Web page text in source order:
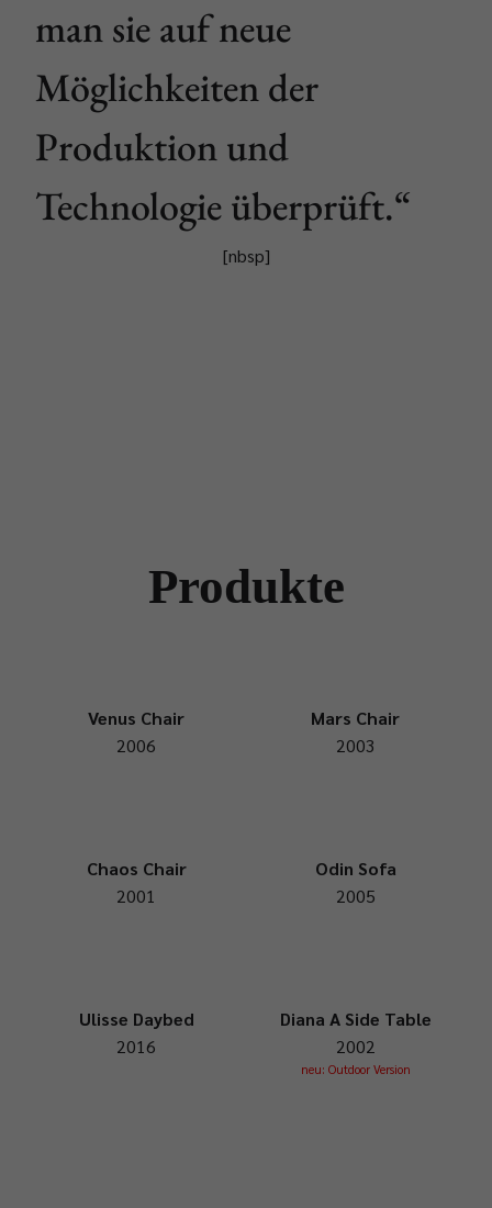
man sie auf neue
Möglichkeiten der
Produktion und
Technologie überprüft.
[nbsp]
Produkte
Venus Chair
2006
Mars Chair
2003
Chaos Chair
2001
Odin Sofa
2005
Ulisse Daybed
2016
Diana A Side Table
2002
neu: Outdoor Version